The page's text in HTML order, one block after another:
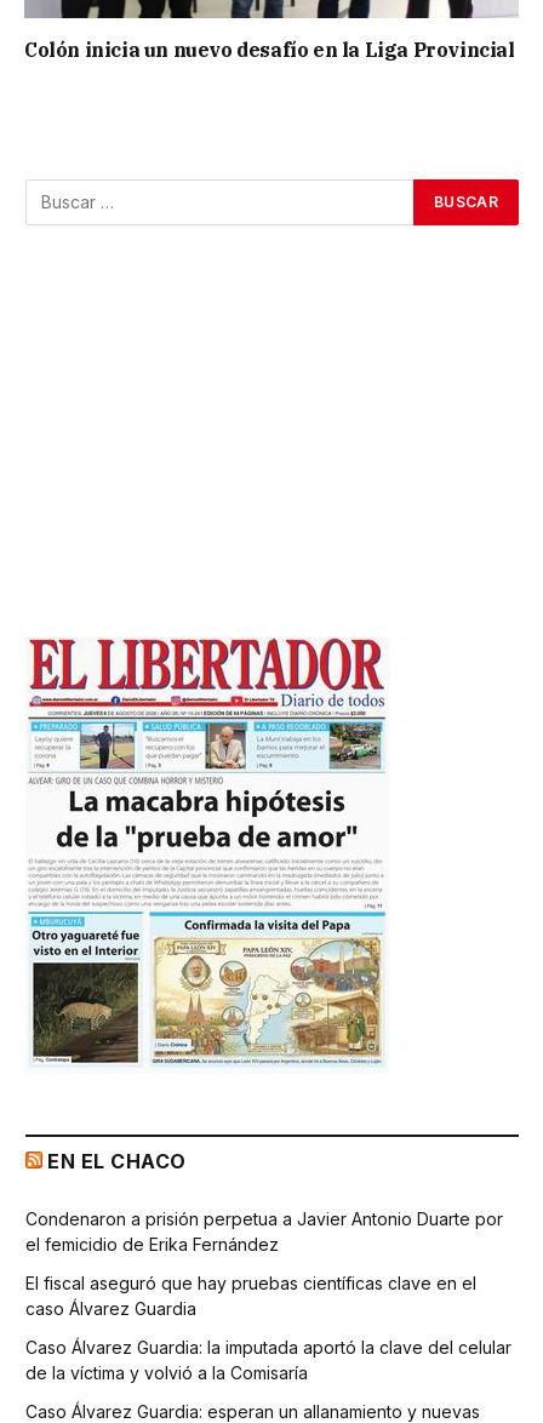
Colón inicia un nuevo desafío en la Liga Provincial
EN EL CHACO
Condenaron a prisión perpetua a Javier Antonio Duarte por
el femicidio de Erika Fernández
El fiscal aseguró que hay pruebas científicas clave en el
caso Álvarez Guardia
Caso Álvarez Guardia: la imputada aportó la clave del celular
de la víctima y volvió a la Comisaría
Caso Álvarez Guardia: esperan un allanamiento y nuevas